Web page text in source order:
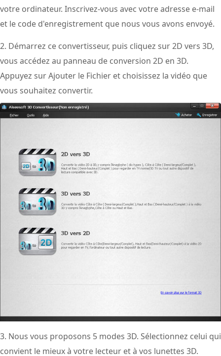
votre ordinateur. Inscrivez-vous avec votre adresse e-mail
et le code d'enregistrement que nous vous avons envoyé.
2. Démarrez ce convertisseur, puis cliquez sur 2D vers 3D,
vous accédez au panneau de conversion 2D en 3D.
Appuyez sur Ajouter le Fichier et choisissez la vidéo que
vous souhaitez convertir.
3. Nous vous proposons 5 modes 3D. Sélectionnez celui qui
convient le mieux à votre lecteur et à vos lunettes 3D.